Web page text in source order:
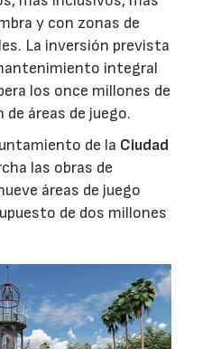
y con zonas de
La inversión prevista
integral
los once millones de
áreas de juego.
de la Ciudad
las obras de
áreas de juego
de dos millones